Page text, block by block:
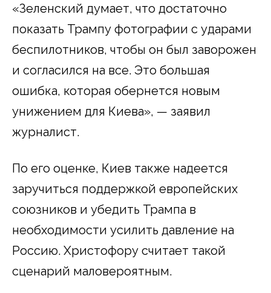
«Зеленский думает, что достаточно
показать Трампу фотографии с ударами
беспилотников, чтобы он был заворожен
и согласился на все. Это большая
ошибка, которая обернется новым
унижением для Киева», — заявил
журналист.
По его оценке, Киев также надеется
заручиться поддержкой европейских
союзников и убедить Трампа в
необходимости усилить давление на
Россию. Христофору считает такой
сценарий маловероятным.